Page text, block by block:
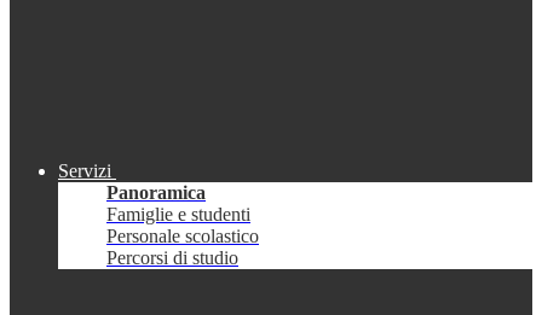
Servizi
Panoramica
Famiglie e studenti
Personale scolastico
Percorsi di studio